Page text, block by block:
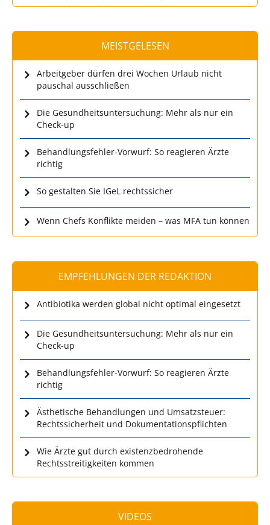
MEISTGELESEN
Arbeitgeber dürfen drei Wochen Urlaub nicht
pauschal ausschließen
Die Gesundheitsuntersuchung: Mehr als nur ein
Check-up
Behandlungsfehler-Vorwurf: So reagieren Ärzte
richtig
So gestalten Sie IGeL rechtssicher
Wenn Chefs Konflikte meiden – was MFA tun können
EMPFEHLUNGEN DER REDAKTION
Antibiotika werden global nicht optimal eingesetzt
Die Gesundheitsuntersuchung: Mehr als nur ein
Check-up
Behandlungsfehler-Vorwurf: So reagieren Ärzte
richtig
Ästhetische Behandlungen und Umsatzsteuer:
Rechtssicherheit und Dokumentationspflichten
Wie Ärzte gut durch existenzbedrohende
Rechtsstreitigkeiten kommen
VIDEOS